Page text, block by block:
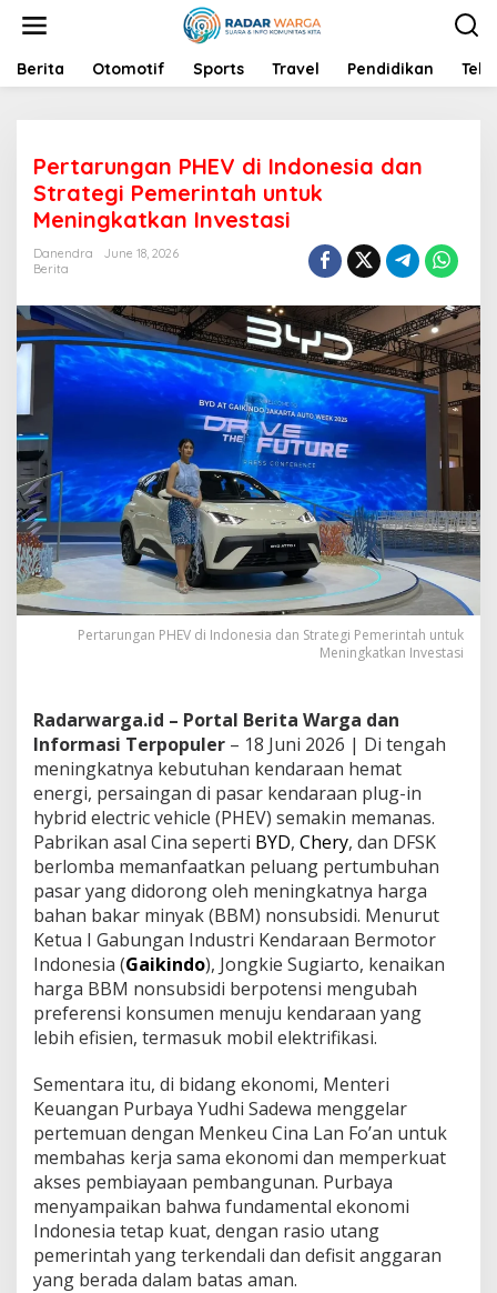
t
Berita Otomotif Sports Travel Pendidikan
Pertarungan PHEV di Indonesia dan
Strategi Pemerintah untuk
Meningkatkan Investasi
Danendra
June 18, 2026
Berita
Pertarungan PHEV di Indonesia dan Strategi Pemerintah untuk
Meningkatkan Investasi
Radarwarga.id – Portal Berita Warga dan
Informasi Terpopuler – 18 Juni 2026 | Di tengah
meningkatnya kebutuhan kendaraan hemat
energi, persaingan di pasar kendaraan plug-in
hybrid electric vehicle (PHEV) semakin memanas.
Pabrikan asal Cina seperti BYD, Chery, dan DFSK
berlomba memanfaatkan peluang pertumbuhan
pasar yang didorong oleh meningkatnya harga
bahan bakar minyak (BBM) nonsubsidi. Menurut
Ketua I Gabungan Industri Kendaraan Bermotor
Indonesia (Gaikindo), Jongkie Sugiarto, kenaikan
harga BBM nonsubsidi berpotensi mengubah
preferensi konsumen menuju kendaraan yang
lebih efisien, termasuk mobil elektrifikasi.
Sementara itu, di bidang ekonomi, Menteri
Keuangan Purbaya Yudhi Sadewa menggelar
pertemuan dengan Menkeu Cina Lan Fo’an untuk
membahas kerja sama ekonomi dan memperkuat
akses pembiayaan pembangunan. Purbaya
menyampaikan bahwa fundamental ekonomi
Indonesia tetap kuat, dengan rasio utang
pemerintah yang terkendali dan defisit anggaran
yang berada dalam batas aman.